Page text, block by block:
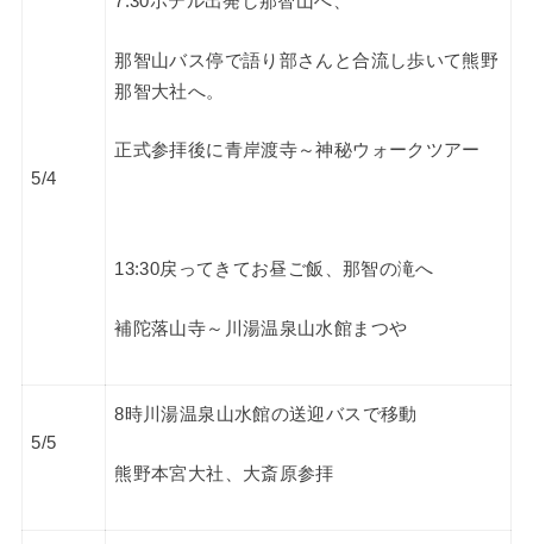
5/4
那智山バス停で語り部さんと合流し歩いて熊野
那智大社へ。
正式参拝後に青岸渡寺～神秘ウォークツアー
13:30戻ってきてお昼ご飯、 那智の滝へ
補陀落山寺～川湯温泉山水館まつや
5/5
8時川湯温泉山水館の送迎バスで移動
熊野本宮大社、大斎原参拝